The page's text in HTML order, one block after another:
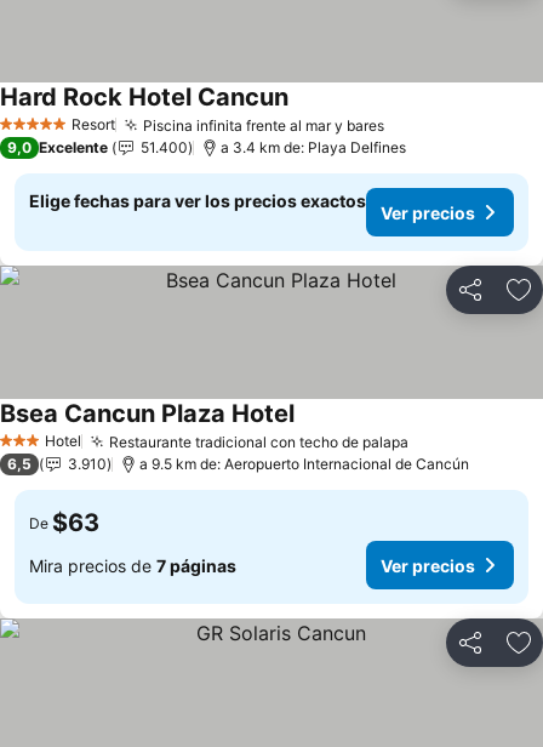
5 Estrellas Resort Piscina infinita frente al mar y baresVer precios
Hard Rock Hotel CancunVer precios
9,0 Excelente 51.400 a 3.4 km de: Playa Delfines
Elige fechas para ver los precios exactos
Ver precios
Compartir
3 Estrellas
Hotel Restaurante tradicional con techo de palapa
Bsea Cancun Plaza HotelVer precios
6,5 3.910 a 9.5 km de: Aeropuerto Internacional de Cancún
De $63
Mira precios de 7 páginas Ver precios
Compartir